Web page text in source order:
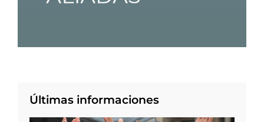
Últimas informaciones